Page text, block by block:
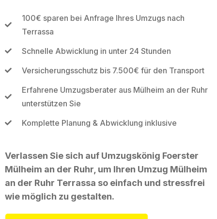
100€ sparen bei Anfrage Ihres Umzugs nach
Terrassa
Schnelle Abwicklung in unter 24 Stunden
Versicherungsschutz bis 7.500€ für den Transport
Erfahrene Umzugsberater aus Mülheim an der Ruhr
unterstützen Sie
Komplette Planung & Abwicklung inklusive
Verlassen Sie sich auf Umzugskönig Foerster
Mülheim an der Ruhr, um Ihren Umzug Mülheim
an der Ruhr Terrassa so einfach und stressfrei
wie möglich zu gestalten.